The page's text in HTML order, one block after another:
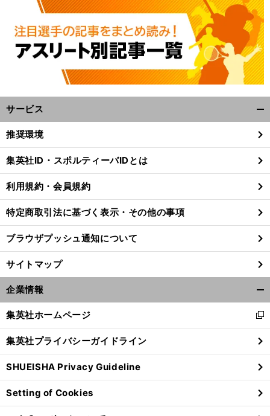
前
サービス
閉
る
推奨環境
集英社ID・スポルティーバIDとは
利用規約・会員規約
特定商取引法に基づく表示・その他の事項
ブラウザプッシュ通知について
サイトマップ
企業情報
閉
る
集英社ホームページ
新
し
い
ウ
ィ
ン
ド
ウ
集英社プライバシーガイドライン
SHUEISHA Privacy Guideline
Setting of Cookies